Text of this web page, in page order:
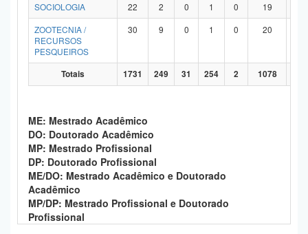
SOCIOLOGIA
22 2 0 1 0 19
ZOOTECNIA /
RECURSOS
PESQUEIROS
30 9 0 1 0 20
Totais 1731 249 31 254 2 1078
ME: Mestrado Acadêmico
DO: Doutorado Acadêmico
MP: Mestrado Profissional
DP: Doutorado Profissional
ME/DO: Mestrado Acadêmico e Doutorado
Acadêmico
MP/DP: Mestrado Profissional e Doutorado
Profissional